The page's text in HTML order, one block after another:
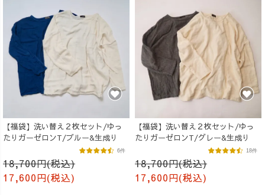
【福袋】洗い替え２枚セット/ゆっ
たりガーゼロンT/ブルー&生成り
18,700円(税込)
17,600円(税込)
6件
【福袋】洗い替え２枚セット/ゆっ
たりガーゼロンT/グレー&生成り
18,700円(税込)
17,600円(税込)
18件